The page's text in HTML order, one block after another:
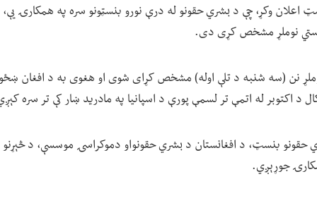
اعلان وکړ، چې د بشري حقونو له درې نورو بنسټونو سره په همکارۍ
نوملړ مشخص کړی دی.
نن (سه شنبه د تلې اوله) مشخص کړای شوی او هغوی به د افغان
د اکتوبر له اتمې تر لسمې پورې د اسپانیا په مادرید ښار کې تر سره
حقونو بنسټ، د افغانستان د بشري حقونواو دموکراسۍ موسسې، د
جوړېږي.